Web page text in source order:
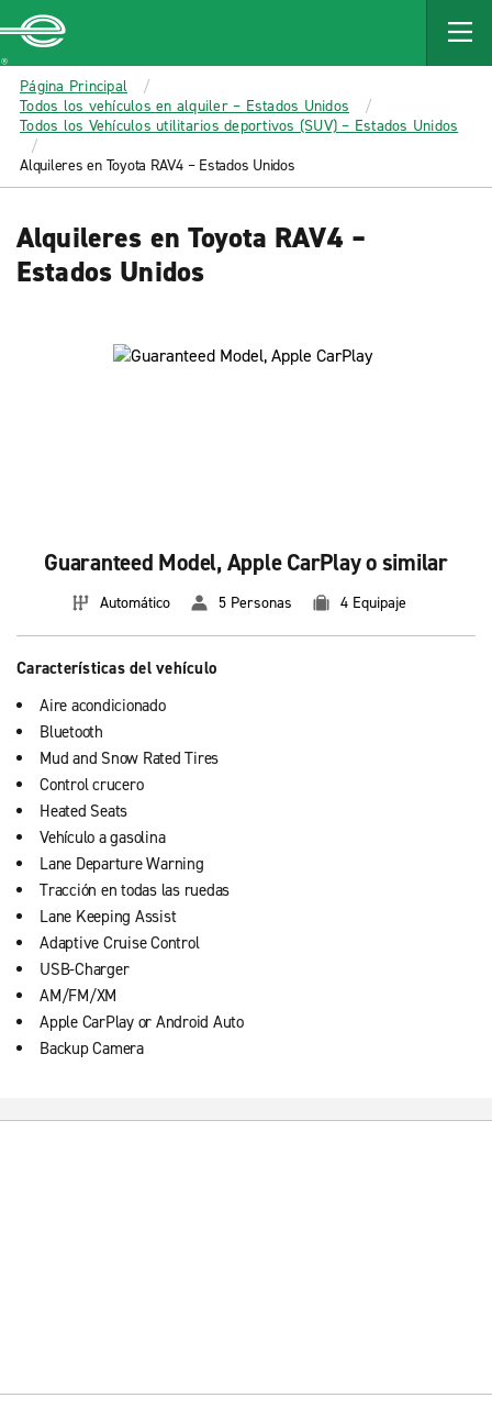
MAIN
CONTENT
Enterprise
Página Principal
Todos los vehículos en alquiler – Estados Unidos
Todos los Vehículos utilitarios deportivos (SUV) – Estados Unidos
Alquileres en Toyota RAV4 – Estados Unidos
Alquileres en Toyota RAV4 –
Estados Unidos
Guaranteed Model, Apple CarPlay o similar
Automático 5 Personas 4 Equipaje
Características del vehículo
Aire acondicionado
Bluetooth
Mud and Snow Rated Tires
Control crucero
Heated Seats
Vehículo a gasolina
Lane Departure Warning
Tracción en todas las ruedas
Lane Keeping Assist
Adaptive Cruise Control
USB-Charger
AM/FM/XM
Apple CarPlay or Android Auto
Backup Camera